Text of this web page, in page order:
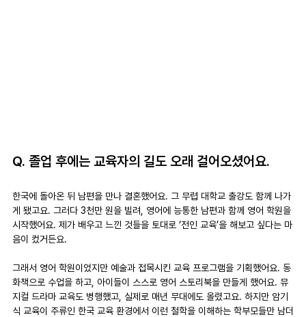
Q. 졸업 후에는 교육자의 길도 오래 걸어오셨어요.
한국에 돌아온 뒤 남편을 만나 결혼했어요. 그 무렵 대학교 출강도 함께 나가
게 됐고요. 그러다 3천만 원을 빌려, 영어에 능통한 남편과 함께 영어 학원을
시작했어요. 제가 배우고 느낀 것들을 토대로 ‘전인 교육’을 해보고 싶다는 마
음이 컸거든요.
그래서 영어 학원이었지만 예술과 접목시킨 교육 프로그램을 기획했어요. 동
화책으로 수업을 하고, 아이들이 스스로 영어 스토리북을 만들게 했어요. 뮤
지컬 드라마 교육도 병행했고, 실제로 매년 무대에도 올렸고요. 하지만 암기
식 교육이 주류인 한국 교육 환경에서 이런 철학을 이해하는 학부모들만 남더